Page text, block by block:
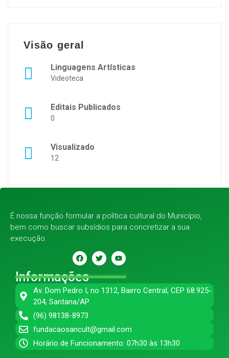
Visão geral
Linguagens Artísticas
Videoteca
Editais Publicados
0
Visualizado
12
É nossa função formular a política cultural do Município,
bem como buscar subsídios para concretizar a sua
execução.
Informações
Av. Dom Pedro I, no 1312, Bairro Central, CEP 68.925-
204, Santana/AP
(96) 98138-8973
fundacaosancult@gmail.com
Horário de Funcionamento: 07h30 às 13h30